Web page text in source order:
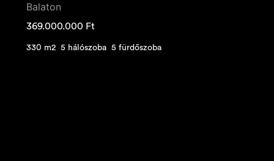
Balaton
369.000.000 Ft
330 m2 5 hálószoba 5 fürdőszoba